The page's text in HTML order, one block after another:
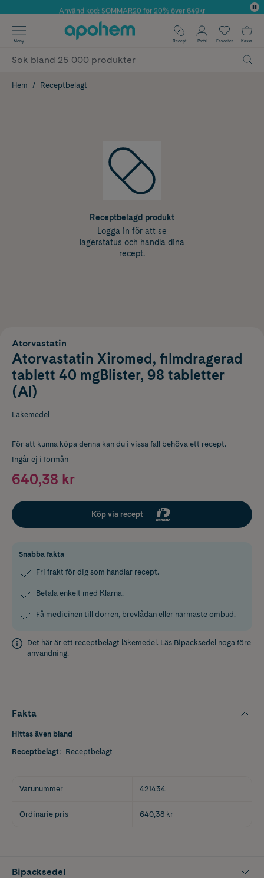
Använd kod: SOMMAR20 för 20% över 649kr
✓ Fri frakt
✓ Poäng på alla köp*
Meny Recept Profil Favoriter Kassa
Hem Receptbelagt
Receptbelagd produkt
Logga in för att se
lagerstatus och handla dina
recept.
Atorvastatin
Atorvastatin Xiromed, filmdragerad
tablett 40 mgBlister, 98 tabletter
(Al)
Läkemedel
För att kunna köpa denna kan du i vissa fall behöva ett recept.
Ingår ej i förmån
640,38 kr
Köp via recept
Snabba fakta
Fri frakt för dig som handlar recept.
Betala enkelt med Klarna.
Få medicinen till dörren, brevlådan eller närmaste ombud.
Det här är ett receptbelagt läkemedel. Läs Bipacksedel noga före
användning.
Fakta
Hittas även bland
Receptbelagt: Receptbelagt
Varunummer 421434
Ordinarie pris 640,38 kr
Bipacksedel